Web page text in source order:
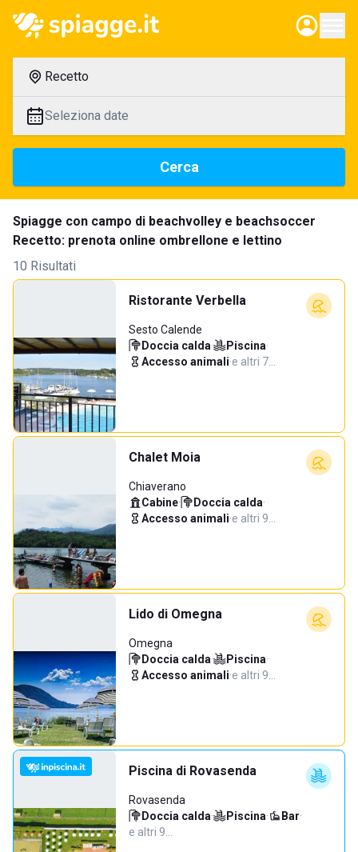
Recetto
Seleziona date
Cerca
Spiagge con campo di beachvolley e beachsoccer
Recetto: prenota online ombrellone e lettino
10 Risultati
Ristorante Verbella
Sesto Calende
Doccia calda· Piscina·
Accesso animali·e altri 7…
Chalet Moia
Chiaverano
Cabine· Doccia calda·
Accesso animali·e altri 9…
Lido di Omegna
Omegna
Doccia calda· Piscina·
Accesso animali·e altri 9…
Piscina di Rovasenda
Rovasenda
Doccia calda· Piscina· Bar·
e altri 9…